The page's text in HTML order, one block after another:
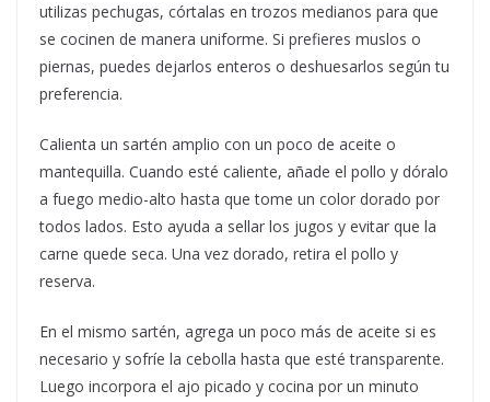
utilizas pechugas, córtalas en trozos medianos para que
se cocinen de manera uniforme. Si prefieres muslos o
piernas, puedes dejarlos enteros o deshuesarlos según tu
preferencia.
Calienta un sartén amplio con un poco de aceite o
mantequilla. Cuando esté caliente, añade el pollo y dóralo
a fuego medio-alto hasta que tome un color dorado por
todos lados. Esto ayuda a sellar los jugos y evitar que la
carne quede seca. Una vez dorado, retira el pollo y
reserva.
En el mismo sartén, agrega un poco más de aceite si es
necesario y sofríe la cebolla hasta que esté transparente.
Luego incorpora el ajo picado y cocina por un minuto